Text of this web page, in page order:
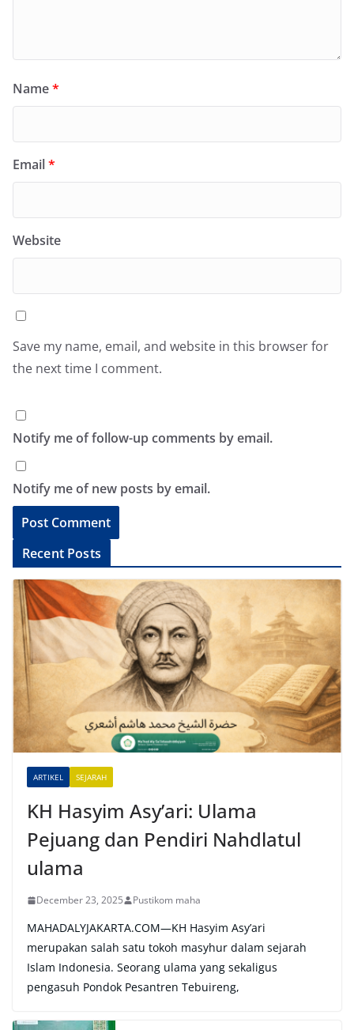
Name*
Email*
Website
Save my name, email, and website in this browser for
the next time I comment.
Notify me of follow-up comments by email.
Notify me of new posts by email.
l
a
t
v
Recent Posts
ARTIKEL SEJARAH
KH Hasyim Asy’ari: Ulama
Pejuang dan Pendiri Nahdlatul
ulama
December 23, 2025 Pustikom maha
MAHADALYJAKARTA.COM—KH Hasyim Asy’ari
merupakan salah satu tokoh masyhur dalam sejarah
Islam Indonesia. Seorang ulama yang sekaligus
pengasuh Pondok Pesantren Tebuireng,